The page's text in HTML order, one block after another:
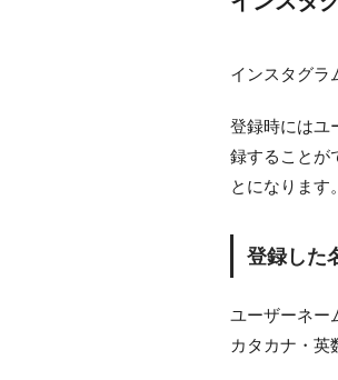
インスタグラ
登録時にはユ
録することが
とになります。
登録した
ユーザーネー
カタカナ・英